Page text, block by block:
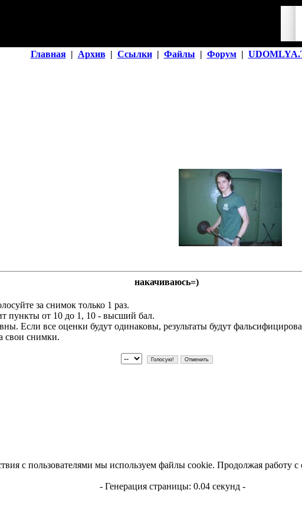
Главная | Архив | Ссылки | Файлы | Форум |
накачиваюсь=)
за снимок только 1 раз.
пункты от 10 до 1, 10 - высший бал.
Если все оценки будут одинаковы, результаты будут
свои снимки.
с пользователями мы используем файлы cookie. Продолжая работу
- Генерация страницы: 0.04 секунд -